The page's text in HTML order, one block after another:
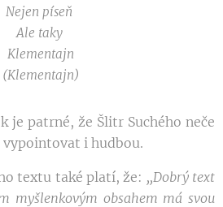
Nejen píseň
Ale taky
Klementajn
(Klementajn)
je patrné, že Šlitr Suchého neče
i hudbou.
textu také platí, že: ,,Dobrýtext
myšlenkovým obsahem má svou